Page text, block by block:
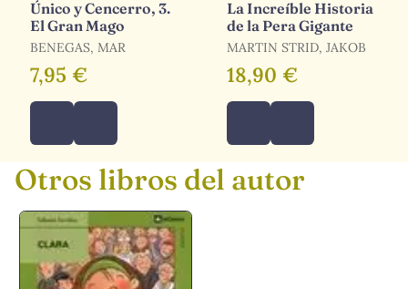
Único y Cencerro, 3.
El Gran Mago
BENEGAS, MAR
7,95 €
La Increíble Historia
de la Pera Gigante
MARTIN STRID, JAKOB
18,90 €
Otros libros del autor